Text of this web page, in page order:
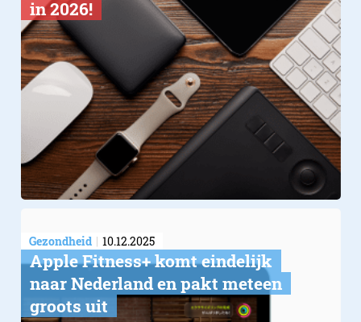
in 2026!
Gezondheid 10.12.2025
Apple Fitness+ komt eindelijk
naar Nederland en pakt meteen
groots uit